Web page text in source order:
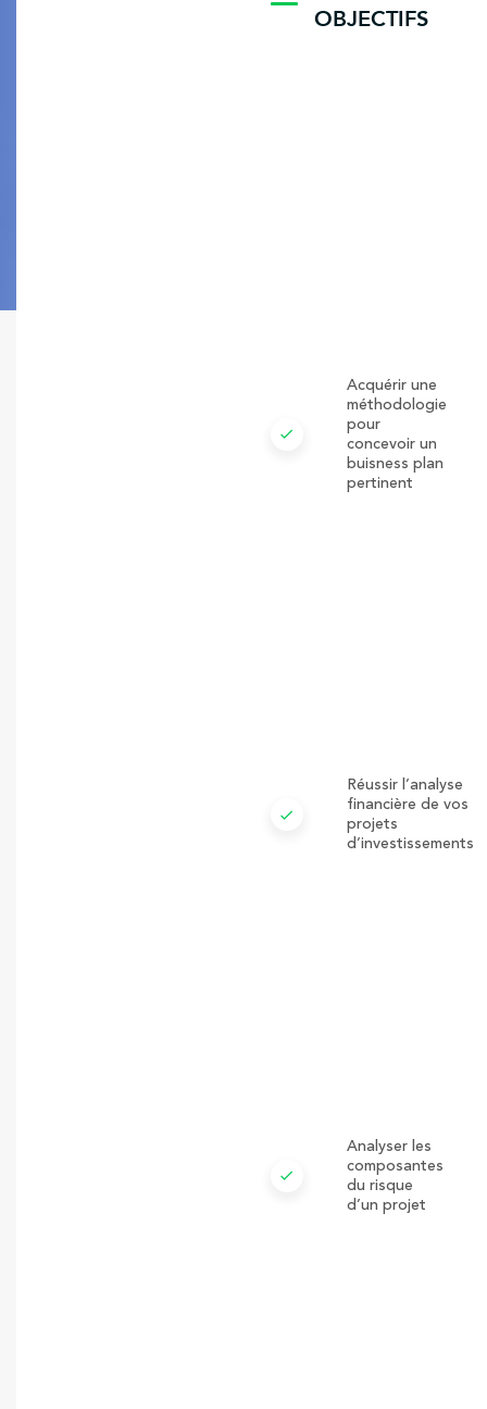
OBJECTIFS
check
Acquérir une
méthodologie
pour
concevoir un
buisness plan
pertinent
check
Réussir l’analyse
financière de vos
projets
d’investissements
check
Analyser les
composantes
du risque
d’un projet